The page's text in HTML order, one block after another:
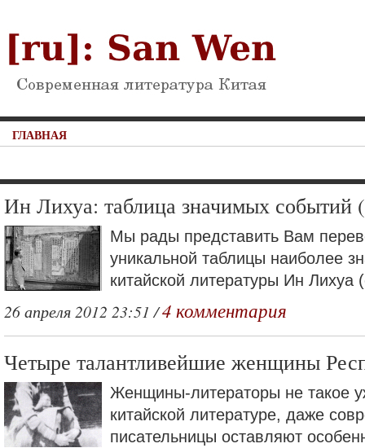
ГЛАВНАЯ
Ин Лихуа: таблица значимых событий
Мы рады представить Вам
уникальной таблицы наиболее
китайской литературы Ин Лихуа
26 апреля 2012 23:51 /4 комментария
Четыре талантливейшие женщины
Женщины-литераторы не такое
китайской литературе, даже
писательницы оставляют